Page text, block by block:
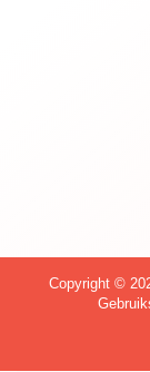
Copyright ©